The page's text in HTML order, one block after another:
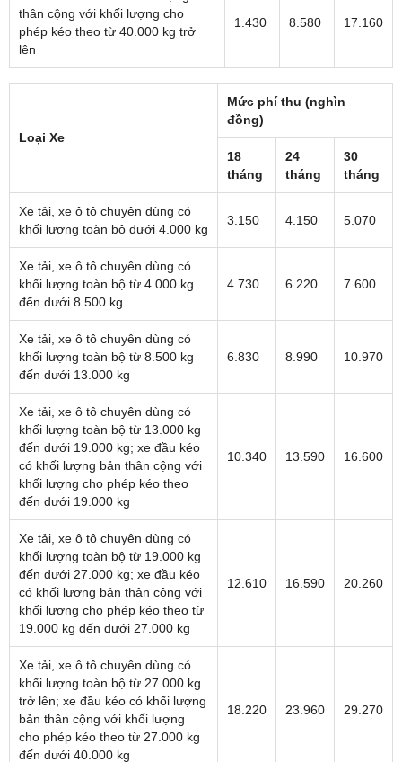
thân cộng với khối lượng cho
phép kéo theo từ 40.000 kg trở
lên
1.430 8.580 17.160
Loại Xe
Mức phí thu (nghìn
đồng)
18
tháng
24
tháng
30
tháng
Xe tải, xe ô tô chuyên dùng có
khối lượng toàn bộ dưới 4.000 kg
3.150 4.150 5.070
Xe tải, xe ô tô chuyên dùng có
khối lượng toàn bộ từ 4.000 kg
đến dưới 8.500 kg
4.730 6.220 7.600
Xe tải, xe ô tô chuyên dùng có
khối lượng toàn bộ từ 8.500 kg
đến dưới 13.000 kg
6.830 8.990 10.970
Xe tải, xe ô tô chuyên dùng có
khối lượng toàn bộ từ 13.000 kg
đến dưới 19.000 kg; xe đầu kéo
có khối lượng bản thân cộng với
khối lượng cho phép kéo theo
đến dưới 19.000 kg
10.340 13.590 16.600
Xe tải, xe ô tô chuyên dùng có
khối lượng toàn bộ từ 19.000 kg
đến dưới 27.000 kg; xe đầu kéo
có khối lượng bản thân cộng với
khối lượng cho phép kéo theo từ
19.000 kg đến dưới 27.000 kg
12.610 16.590 20.260
Xe tải, xe ô tô chuyên dùng có
khối lượng toàn bộ từ 27.000 kg
trở lên; xe đầu kéo có khối lượng
bản thân cộng với khối lượng
cho phép kéo theo từ 27.000 kg
đến dưới 40.000 kg
18.220 23.960 29.270